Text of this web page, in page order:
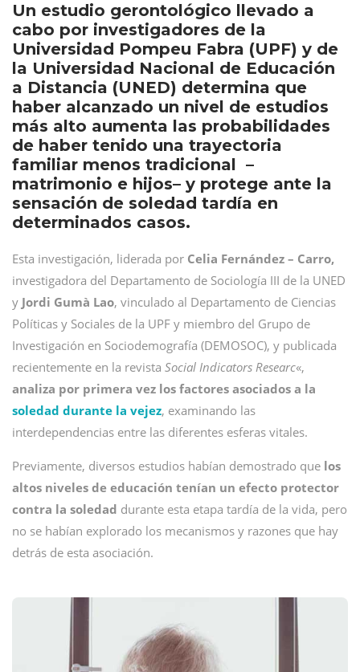
Un estudio gerontológico llevado a
cabo por investigadores de la
Universidad Pompeu Fabra (UPF) y de
la Universidad Nacional de Educación
a Distancia (UNED) determina que
haber alcanzado un nivel de estudios
más alto aumenta las probabilidades
de haber tenido una trayectoria
familiar menos tradicional –
matrimonio e hijos– y protege ante la
sensación de soledad tardía en
determinados casos.
Esta investigación, liderada por Celia Fernández – Carro,
investigadora del Departamento de Sociología III de la UNED
y Jordi Gumà Lao, vinculado al Departamento de Ciencias
Políticas y Sociales de la UPF y miembro del Grupo de
Investigación en Sociodemografía (DEMOSOC), y publicada
recientemente en la revista Social Indicators Researc«,
analiza por primera vez los factores asociados a la
soledad durante la vejez, examinando las
interdependencias entre las diferentes esferas vitales.
Previamente, diversos estudios habían demostrado que los
altos niveles de educación tenían un efecto protector
contra la soledad durante esta etapa tardía de la vida, pero
no se habían explorado los mecanismos y razones que hay
detrás de esta asociación.